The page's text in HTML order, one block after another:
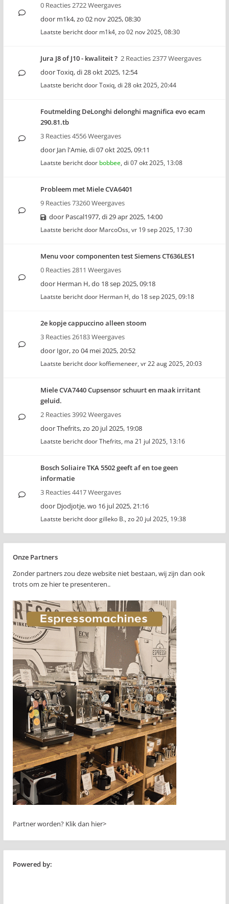
0 Reacties 2722 Weergaves
door m1k4,zo 02 nov 2025, 08:30
Laatste bericht door m1k4, zo 02 nov 2025, 08:30
Jura J8 of J10 - kwaliteit ? 2 Reacties 2377 Weergaves
doorToxiq,di 28 okt 2025, 12:54
Laatste bericht doorToxiq, di 28 okt 2025, 20:44
Foutmelding DeLonghi delonghi magnifica evo ecam
290.81.tb
3 Reacties 4556 Weergaves
door Jan l'Amie,di 07 okt 2025, 09:11
Laatste bericht door bobbee, di 07 okt 2025, 13:08
Probleem met Miele CVA6401
9 Reacties 73260 Weergaves
door Pascal1977,di 29 apr 2025, 14:00
Laatste bericht door MarcoOss, vr 19 sep 2025, 17:30
Menu voor componenten test Siemens CT636LES1
0 Reacties 2811 Weergaves
door Herman H,do 18 sep 2025, 09:18
Laatste bericht door Herman H, do 18 sep 2025, 09:18
2e kopje cappuccino alleen stoom
3 Reacties 26183 Weergaves
door Igor,zo 04 mei 2025, 20:52
Laatste bericht door koffiemeneer, vr 22 aug 2025, 20:03
Miele CVA7440 Cupsensor schuurt en maak irritant
geluid.
2 Reacties 3992 Weergaves
doorThefrits,zo 20 jul 2025, 19:08
Laatste bericht doorThefrits, ma 21 jul 2025, 13:16
Bosch Soliaire TKA 5502 geeft af en toe geen
informatie
3 Reacties 4417 Weergaves
door Djodjotje,wo 16 jul 2025, 21:16
Laatste bericht doorgilleko B., zo 20 jul 2025, 19:38
Onze Partners
Zonder partners zou deze website niet bestaan, wij zijn dan ook
trots om ze hier te presenteren..
Partner worden? Klik dan hier>
Powered by: